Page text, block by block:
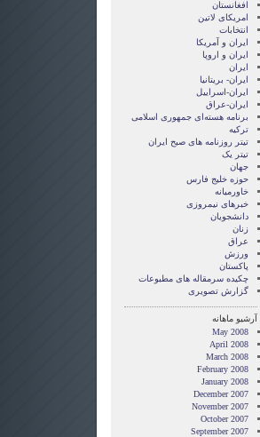
افغانستان
امریکای لاتین
انتخابات
ايران و آمريکا
ايران و اروپا
ایران
ایران- بریتانیا
ایران-اسراییل
ایران-عراق
برنامه هسته‌ای جمهوری اسلامی
ترکیه
تیتر روزنامه های صبح ایران
تیتر یک
جهان
حوزه خلیج فارس
خاورمیانه
خبرهای نیمروزی
دانشجویان
زنان
عراق
ورزش
پاکستان
چکیده سرمقاله های مطبوعات
گزارش تصويری
آرشیو ماهانه
May 2008
April 2008
March 2008
February 2008
January 2008
December 2007
November 2007
October 2007
September 2007